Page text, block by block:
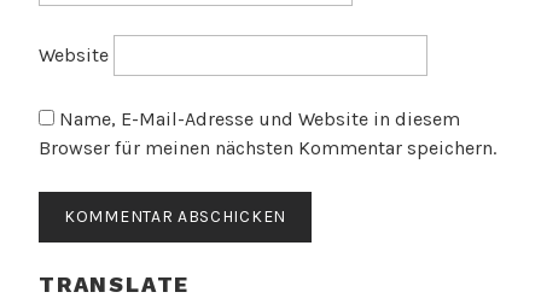
Website
Name, E-Mail-Adresse und Website in diesem
Browser für meinen nächsten Kommentar speichern.
TRANSLATE